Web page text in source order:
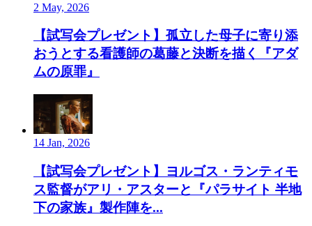
2 May, 2026
【試写会プレゼント】孤立した母子に寄り添
おうとする看護師の葛藤と決断を描く『アダ
ムの原罪』
14 Jan, 2026
【試写会プレゼント】ヨルゴス・ランティモ
ス監督がアリ・アスターと『パラサイト 半地
下の家族』製作陣を...